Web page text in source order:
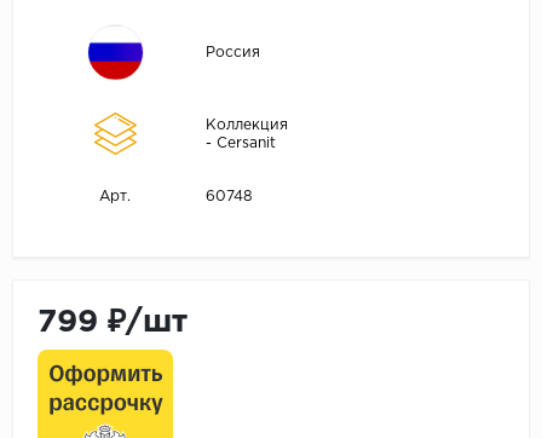
Россия
Коллекция
- Cersanit
Арт. 60748
799 ₽/шт